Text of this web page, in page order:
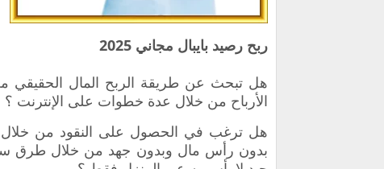
ربح رصيد بايبال مجاني 2025
الأرباح من خلال عدة خطوات على الإنترنت ؟
‏هل ترغب في الحصول على النقود من خلال
بدون رأس مال وبدون جهد من خلال طرق